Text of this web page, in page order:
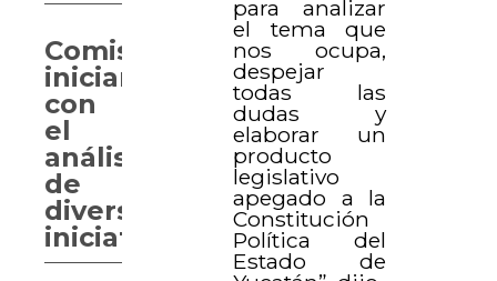
para analizar
el tema que
nos ocupa,
despejar
todas las
dudas y
elaborar un
producto
legislativo
apegado a la
Constitución
Política del
Estado de
Comisiones
inician
con
el
análisis
de
diversas
iniciativas